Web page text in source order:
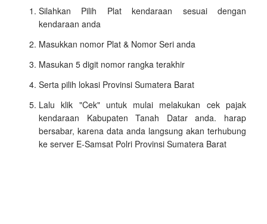
Silahkan Pilih Plat kendaraan sesuai dengan
kendaraan anda
Masukkan nomor Plat & Nomor Seri anda
Masukan 5 digit nomor rangka terakhir
Serta pilih lokasi Provinsi Sumatera Barat
Lalu klik "Cek" untuk mulai melakukan cek pajak
kendaraan Kabupaten Tanah Datar anda. harap
bersabar, karena data anda langsung akan terhubung
ke server E-Samsat Polri Provinsi Sumatera Barat